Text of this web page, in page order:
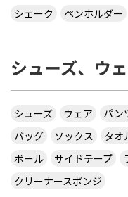
シェーク
ペンホルダー
シューズ、ウ
シューズ ウェア パン
バッグ
ソックス タオ
ボール
サイドテープ
クリーナースポンジ